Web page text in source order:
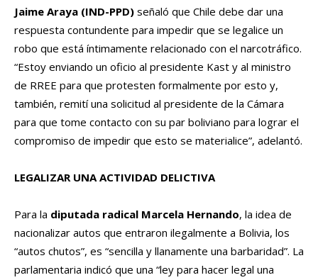
Jaime Araya (IND-PPD) señaló que Chile debe dar una
respuesta contundente para impedir que se legalice un
robo que está íntimamente relacionado con el narcotráfico.
“Estoy enviando un oficio al presidente Kast y al ministro
de RREE para que protesten formalmente por esto y,
también, remití una solicitud al presidente de la Cámara
para que tome contacto con su par boliviano para lograr el
compromiso de impedir que esto se materialice”, adelantó.
LEGALIZAR UNA ACTIVIDAD DELICTIVA
Para la diputada radical Marcela Hernando, la idea de
nacionalizar autos que entraron ilegalmente a Bolivia, los
“autos chutos”, es “sencilla y llanamente una barbaridad”. La
parlamentaria indicó que una “ley para hacer legal una